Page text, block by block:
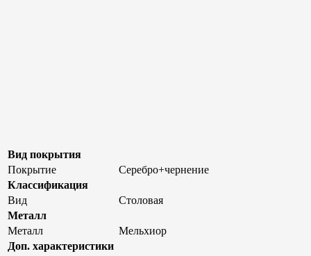
Вид покрытия
Покрытие
Серебро+чернение
Классификация
Вид
Столовая
Металл
Металл
Мельхиор
Доп. характеристики